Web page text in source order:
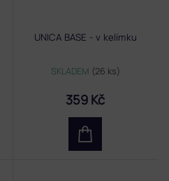
UNICA BASE - v kelímku
SKLADEM (26 ks)
359 Kč